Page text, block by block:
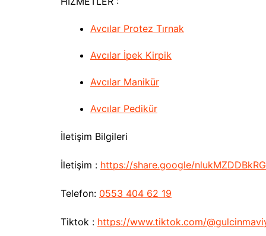
Avcılar Protez Tırnak
Avcılar İpek Kirpik
Avcılar Manikür
Avcılar Pedikür
İletişim Bilgileri
İletişim : https://share.google/
Telefon: 0553 404 62 19
Tiktok : https://www.tiktok.com/